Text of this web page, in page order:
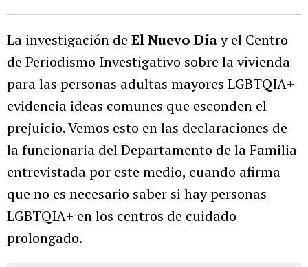
La investigación de El Nuevo Díay el Centro
de Periodismo Investigativo sobre la vivienda
para las personas adultas mayores LGBTQIA+
evidencia ideas comunes que esconden el
prejuicio. Vemos esto en las declaraciones de
la funcionaria del Departamento de la Familia
entrevistada por este medio, cuando afirma
que no es necesario saber si hay personas
LGBTQIA+ en los centros de cuidado
prolongado.